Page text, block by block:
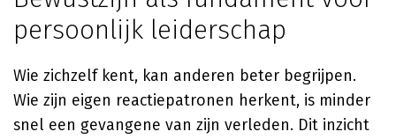
persoonlijk leiderschap
Wie zichzelf kent, kan anderen beter begrijpen.
Wie zijn eigen reactiepatronen herkent, is minder
snel een gevangene van zijn verleden. Dit inzicht